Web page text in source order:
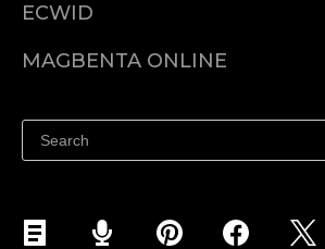
ECWID
Help center
MAGBENTA ONLINE
Ibenta sa Facebook